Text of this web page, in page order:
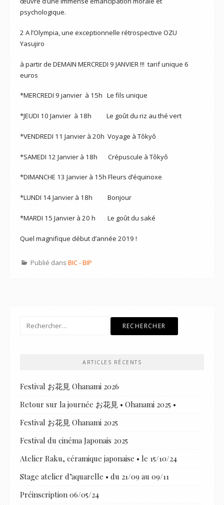
psychologique.
2 A l’Olympia, une exceptionnelle rétrospective OZU
Yasujiro
à partir de DEMAIN MERCREDI 9 JANVIER !!! tarif unique 6
euros
*MERCREDI 9 janvier à 15h Le fils unique
*JEUDI 10 Janvier à 18h Le goût du riz au thé vert
*VENDREDI 11 Janvier à 20h Voyage à Tôkyô
*SAMEDI 12 Janvier à 18h Crépuscule à Tôkyô
*DIMANCHE 13 Janvier à 15h Fleurs d’équinoxe
*LUNDI 14 Janvier à 18h Bonjour
*MARDI 15 Janvier à 20 h Le goût du saké
Quel magnifique début d’année 2019 !
Publié dans BIC - BIP
Rechercher :
ARTICLES RÉCENTS
Festival お花見 Ohanami 2026
Retour sur la journée お花見 • Ohanami 2025 •
Festival お花見 Ohanami 2025
Festival du cinéma Japonais 2025
Atelier Raku, céramique japonaise • le 15/10/24
Stage atelier d’aquarelle • du 21/09 au 09/11
Préinscription 06/05/24